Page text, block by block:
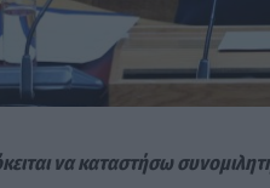
να καταστήσω